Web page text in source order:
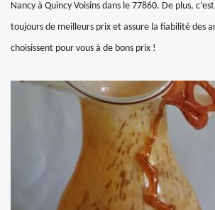
Nancy à Quincy Voisins dans le 77860. De plus,
toujours de meilleurs prix et assure la fiabilité des
choisissent pour vous à de bons prix !